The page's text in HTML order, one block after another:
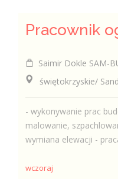
Saimir Dokle SAM-
świętokrzyskie/
- wykonywanie prac
malowanie,
wymiana elewacji -
wczoraj